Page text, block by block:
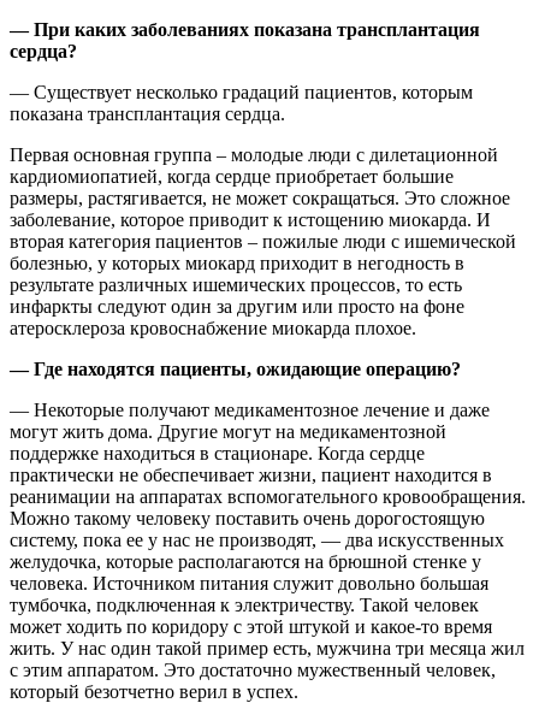
— При каких заболеваниях показана трансплантация
сердца?
— Существует несколько градаций пациентов, которым
показана трансплантация сердца.
Первая основная группа – молодые люди с дилетационной
кардиомиопатией, когда сердце приобретает большие
размеры, растягивается, не может сокращаться. Это сложное
заболевание, которое приводит к истощению миокарда. И
вторая категория пациентов – пожилые люди с ишемической
болезнью, у которых миокард приходит в негодность в
результате различных ишемических процессов, то есть
инфаркты следуют один за другим или просто на фоне
атеросклероза кровоснабжение миокарда плохое.
— Где находятся пациенты, ожидающие операцию?
— Некоторые получают медикаментозное лечение и даже
могут жить дома. Другие могут на медикаментозной
поддержке находиться в стационаре. Когда сердце
практически не обеспечивает жизни, пациент находится в
реанимации на аппаратах вспомогательного кровообращения.
Можно такому человеку поставить очень дорогостоящую
систему, пока ее у нас не производят, — два искусственных
желудочка, которые располагаются на брюшной стенке у
человека. Источником питания служит довольно большая
тумбочка, подключенная к электричеству. Такой человек
может ходить по коридору с этой штукой и какое-то время
жить. У нас один такой пример есть, мужчина три месяца жил
с этим аппаратом. Это достаточно мужественный человек,
который безотчетно верил в успех.